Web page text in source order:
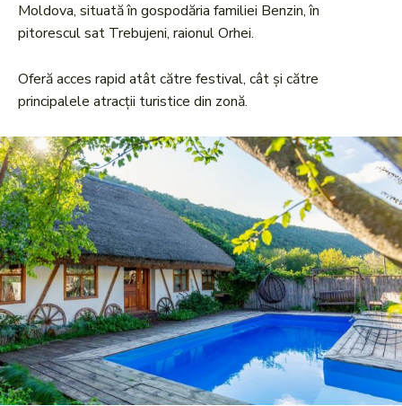
Moldova, situată în gospodăria familiei Benzin, în
pitorescul sat Trebujeni, raionul Orhei.
Oferă acces rapid atât către festival, cât și către
principalele atracții turistice din zonă.